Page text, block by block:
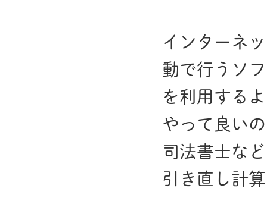
インターネ
動で行うソ
を利用する
やって良い
司法書士な
引き直し計